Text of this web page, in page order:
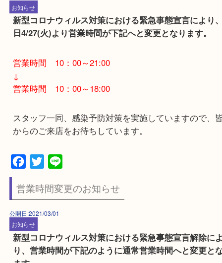
営業時間変更のお知らせ
お知らせ
新型コロナウィルス対策における緊急事態宣言に
日4/27(火)より営業時間が下記へと変更となります
営業時間 10：00～21:00
↓
からのご来店をお待ちしています。
Facebook
営業時間変更のお知らせ